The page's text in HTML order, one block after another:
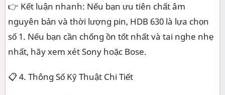
👉 Kết luận nhanh: Nếu bạn ưu tiên chất âm
nguyên bản và thời lượng pin, HDB 630 là lựa chọn
số 1. Nếu bạn cần chống ồn tốt nhất và tai nghe nhẹ
nhất, hãy xem xét Sony hoặc Bose.
📋 4. Thông Số Kỹ Thuật Chi Tiết